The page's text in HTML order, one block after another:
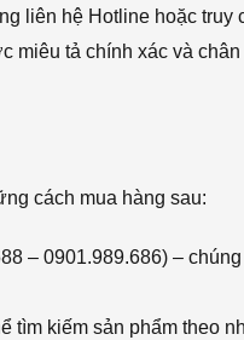
liên hệ Hotline hoặc
miêu tả chính xác và
cách mua hàng sau:
– 0901.989.686) –
tìm kiếm sản phẩm theo